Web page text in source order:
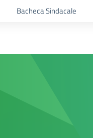
Bacheca Sindacale